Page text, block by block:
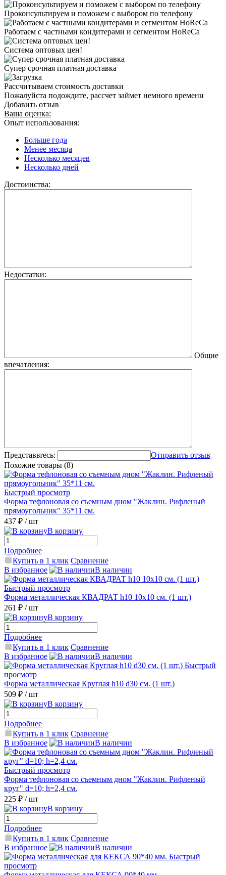
Проконсультируем и поможем с выбором по телефону
Работаем с частными кондитерами и сегментом HoReCa
Система оптовых цен!
Супер срочная платная доставка
Рассчитываем стоимость доставки
Пожалуйста подождите, рассчет займет немного времени
Добавить отзыв
Ваша оценка:
Опыт использования:
Больше года
Менее месяца
Несколько месяцев
Несколько дней
Достоинства:
Недостатки:
Общие
впечатления:
Представьтесь:
Отправить отзыв
Похожие товары (8)
Быстрый просмотр
Форма тефлоновая со съемным дном "Жаклин. Рифленый
прямоугольник" 35*11 см.
437 ₽ / шт
В корзину
Подробнее
Купить в 1 клик Сравнение
В избранное
В наличии
Быстрый просмотр
Форма металлическая КВАДРАТ h10 10х10 см. (1 шт.)
261 ₽ / шт
В корзину
Подробнее
Купить в 1 клик Сравнение
В избранное
В наличии
Быстрый
просмотр
Форма металлическая Круглая h10 d30 см. (1 шт.)
509 ₽ / шт
В корзину
Подробнее
Купить в 1 клик Сравнение
В избранное
В наличии
Быстрый просмотр
Форма тефлоновая со съемным дном "Жаклин. Рифленый
круг" d=10; h=2,4 см.
225 ₽ / шт
В корзину
Подробнее
Купить в 1 клик Сравнение
В избранное
В наличии
Быстрый
просмотр